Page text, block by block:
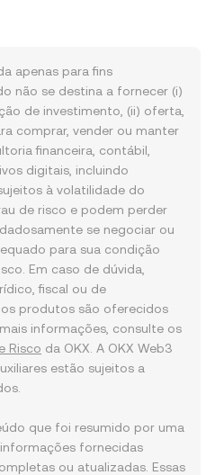
apenas para fins
não se destina a fornecer (i)
de investimento, (ii) oferta,
comprar, vender ou manter
financeira, contábil,
digitais, incluindo
à volatilidade do
de risco e podem perder
se negociar ou
para sua condição
Em caso de dúvida,
fiscal ou de
produtos são oferecidos
informações, consulte os
Risco da OKX. A OKX Web3
estão sujeitos a
que foi resumido por uma
fornecidas
ou atualizadas. Essas